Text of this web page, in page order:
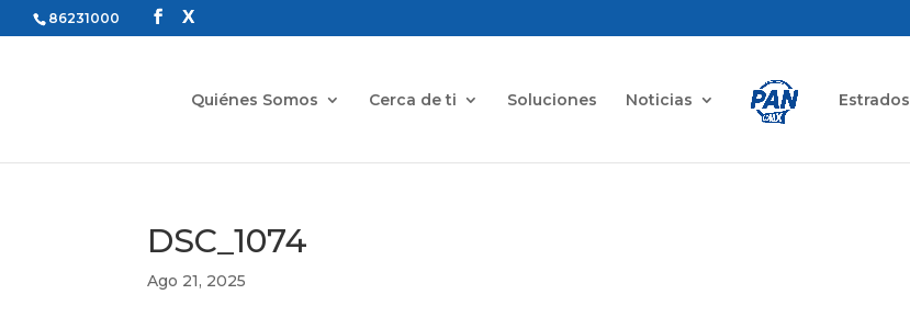
86231000
Quiénes Somos Cerca de ti Soluciones Noticias Estrados
DSC_1074
Ago 21, 2025